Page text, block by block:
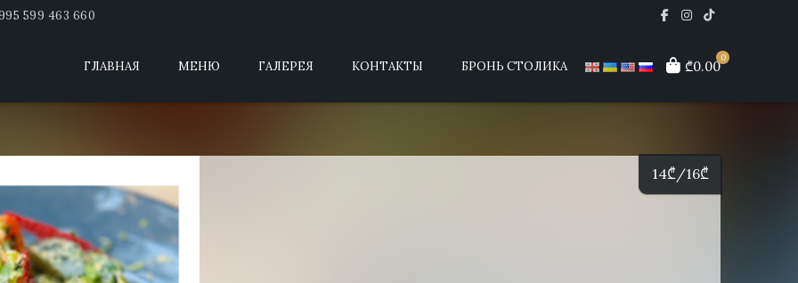
599 463 660
0
₾0.00
ГЛАВНАЯ МЕНЮ ГАЛЕРЕЯ КОНТАКТЫ БРОНЬ СТОЛИКА
14₾/16₾